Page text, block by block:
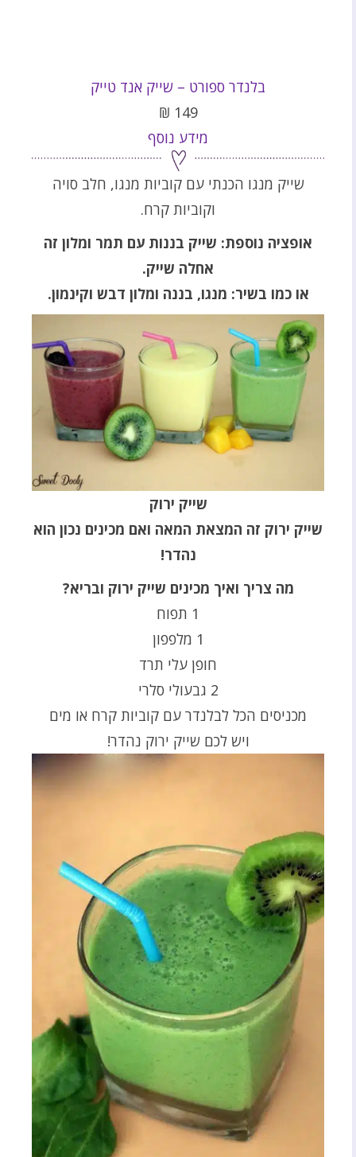
בלנדר ספורט – שייק אנד טייק
149
₪
מידע נוסף
שייק מנגו הכנתי עם קוביות מנגו, חלב סויה
וקוביות קרח.
אופציה נוספת: שייק בננות עם תמר ומלון זה
אחלה שייק.
או כמו בשיר: מנגו, בננה ומלון דבש וקינמון.
שייק ירוק
שייק ירוק זה המצאת המאה ואם מכינים נכון הוא
נהדר!
מה צריך ואיך מכינים שייק ירוק ובריא?
1 תפוח
1 מלפפון
חופן עלי תרד
2 גבעולי סלרי
מכניסים הכל לבלנדר עם קוביות קרח או מים
ויש לכם שייק ירוק נהדר!